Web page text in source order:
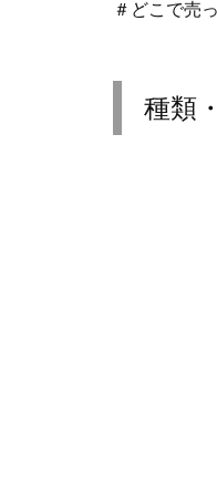
＃どこで売
種類